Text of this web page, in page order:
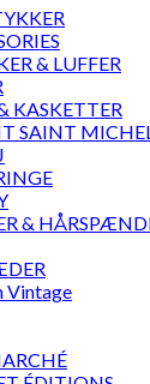
& LUFFER
KASKETTER
SAINT
&
Vintage